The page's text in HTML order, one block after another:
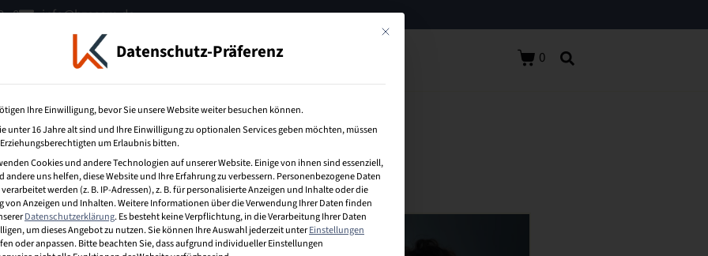
- 0 info@bzecom.de
IT-Weiterbildung Über uns 0
unerheblich, ob es sich um stationäre oder mobile
digitale Infrastruktur eines Unternehmens
Mit diesem Button wird der Dialog geschlossen. Seine Funktionalität ist identisch
Datenschutz-Präferenz
Ihre Einwilligung, bevor Sie unsere Website weiter besuchen können.
unter 16 Jahre alt sind und Ihre Einwilligung zu optionalen Services geben möchten, müssen
um Erlaubnis bitten.
Cookies und andere Technologien auf unserer Website. Einige von ihnen sind essenziell,
andere uns helfen, diese Website und Ihre Erfahrung zu verbessern.Personenbezogene Daten
werden (z. B. IP-Adressen), z. B. für personalisierte Anzeigen und Inhalte oder die
von Anzeigen und Inhalten.Weitere Informationen über die Verwendung Ihrer Daten finden
Datenschutzerklärung.Es besteht keine Verpflichtung, in die Verarbeitung Ihrer Daten
um dieses Angebot zu nutzen.Sie können Ihre Auswahl jederzeit unterEinstellungen
oder anpassen.Bitte beachten Sie, dass aufgrund individueller Einstellungen